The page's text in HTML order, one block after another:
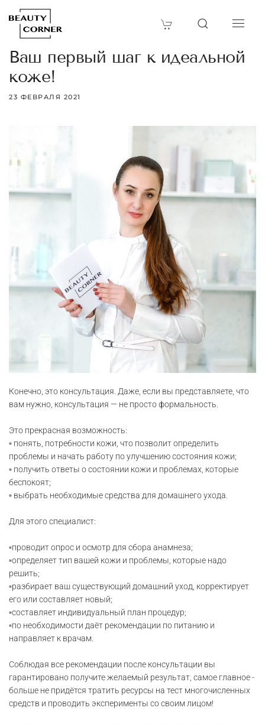
Ваш первый шаг к идеальной
коже!
23 ФЕВРАЛЯ 2021
Конечно, это консультация. Даже, если вы представляете, что
вам нужно, консультация — не просто формальность.
Это прекрасная возможность:
▫️ понять, потребности кожи, что позволит определить
проблемы и начать работу по улучшению состояния кожи;
▫️ получить ответы о состоянии кожи и проблемах, которые
беспокоят;
▫️ выбрать необходимые средства для домашнего ухода.
Для этого специалист:
▫️проводит опрос и осмотр для сбора анамнеза;
▫️определяет тип вашей кожи и проблемы, которые надо
решить;
▫️разбирает ваш существующий домашний уход, корректирует
его или составляет новый;
▫️составляет индивидуальный план процедур;
▫️по необходимости даёт рекомендации по питанию и
направляет к врачам.
Соблюдая все рекомендации после консультации вы
гарантировано получите желаемый результат, самое главное -
больше не придётся тратить ресурсы на тест многочисленных
средств и проводить эксперименты со своим лицом!